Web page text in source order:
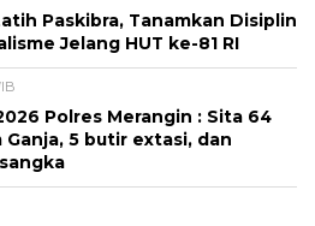
Paskibra, Tanamkan Disiplin
Jelang HUT ke-81 RI
Polres Merangin : Sita 64
Ganja, 5 butir extasi, dan